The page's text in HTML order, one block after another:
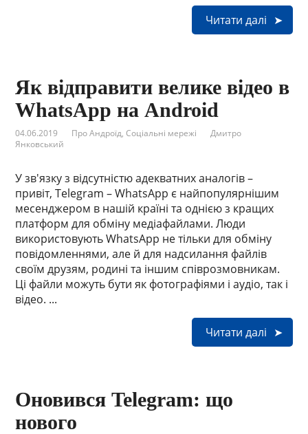
Читати далі
Як відправити велике відео в
WhatsApp на Android
04.06.2019 Про Андроїд,Соціальні мережі
Дмитро
Янковський
У зв'язку з відсутністю адекватних аналогів –
привіт, Telegram – WhatsApp є найпопулярнішим
месенджером в нашій країні та однією з кращих
платформ для обміну медіафайлами. Люди
використовують WhatsApp не тільки для обміну
повідомленнями, але й для надсилання файлів
своїм друзям, родині та іншим співрозмовникам.
Ці файли можуть бути як фотографіями і аудіо, так і
відео. ...
Читати далі
Оновився Telegram: що
нового